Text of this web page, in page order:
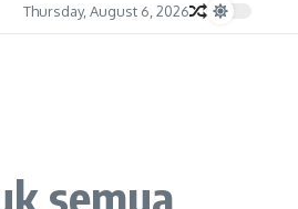
Thursday, August 6, 2026
semua